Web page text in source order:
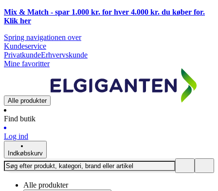
Mix & Match - spar 1.000 kr. for hver 4.000 kr. du køber for.
Klik her
Spring navigationen over
Kundeservice
PrivatkundeErhvervskunde
Mine favoritter
Alle produkter
Find butik
Log ind
Indkøbskurv
Alle produkter